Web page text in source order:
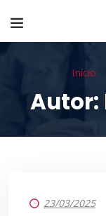
Início
Autor:
23/03/2025